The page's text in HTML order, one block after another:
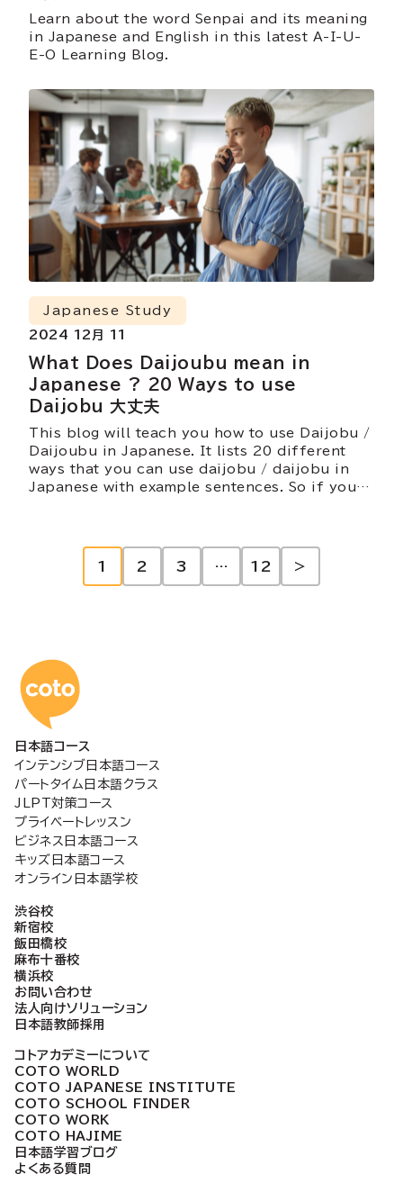
Learn about the word Senpai and its meaning
in Japanese and English in this latest A-I-U-
E-O Learning Blog.
What Does Daijoubu mean in
Japanese ? 20 Ways to use
Daijobu 大丈夫
Japanese Study
2024 12月 11
This blog will teach you how to use Daijobu /
Daijoubu in Japanese. It lists 20 different
ways that you can use daijobu / daijobu in
Japanese with example sentences. So if you
の
ペ
ー
ジ
送
り
1 2 3 … 12 >
コトアカデミー日本語
日本語コース
インテンシブ日本語コース
パートタイム日本語クラス
JLPT対策コース
プライベートレッスン
ビジネス日本語コース
キッズ日本語コース
オンライン日本語学校
渋谷校
新宿校
飯田橋校
麻布十番校
横浜校
お問い合わせ
法人向けソリューション
日本語教師採用
コトアカデミーについて
COTO WORLD
COTO JAPANESE INSTITUTE
COTO SCHOOL FINDER
COTO WORK
COTO HAJIME
日本語学習ブログ
よくある質問